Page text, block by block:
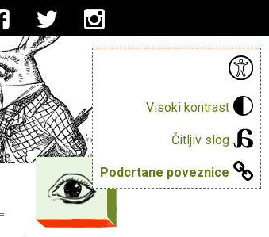
Visoki kontrast
Čitljiv slog
Podcrtane poveznice